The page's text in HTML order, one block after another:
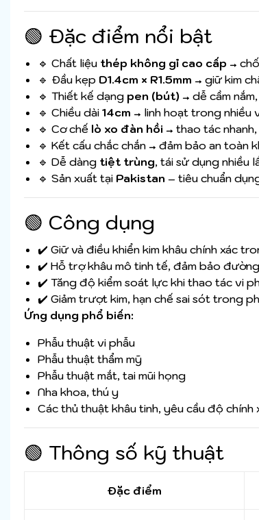
🟢 Đặc điểm nổi bật
🔹 Chất liệu thép không gỉ cao cấp →
🔹 Đầu kẹp D1.4cm × R1.5mm → giữ kim
🔹 Thiết kế dạng pen (bút) → dễ cầm
🔹 Chiều dài 14cm → linh hoạt trong nhiều
🔹 Cơ chế lò xo đàn hồi → thao tác
🔹 Kết cấu chắc chắn → đảm bảo an toàn
🔹 Dễ dàng tiệt trùng, tái sử dụng nhiều
🔹 Sản xuất tại Pakistan – tiêu chuẩn
🟢 Công dụng
✔️ Giữ và điều khiển kim khâu chính xác
✔️ Hỗ trợ khâu mô tinh tế, đảm bảo
✔️ Tăng độ kiểm soát lực khi thao tác vi
✔️ Giảm trượt kim, hạn chế sai sót trong
Ứng dụng phổ biến:
Phẫu thuật vi phẫu
Phẫu thuật thẩm mỹ
Phẫu thuật mắt, tai mũi họng
Nha khoa, thú y
Các thủ thuật khâu tinh, yêu cầu độ chính
🟢 Thông số kỹ thuật
Đặc điểm